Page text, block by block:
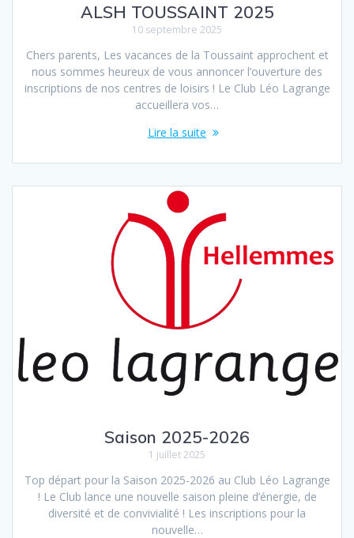
ALSH TOUSSAINT 2025
10 septembre 2025
Chers parents, Les vacances de la Toussaint approchent et
nous sommes heureux de vous annoncer l’ouverture des
inscriptions de nos centres de loisirs ! Le Club Léo Lagrange
accueillera vos…
Lire la suite
Saison 2025-2026
1 juillet 2025
Top départ pour la Saison 2025-2026 au Club Léo Lagrange
! Le Club lance une nouvelle saison pleine d’énergie, de
diversité et de convivialité ! Les inscriptions pour la
nouvelle…